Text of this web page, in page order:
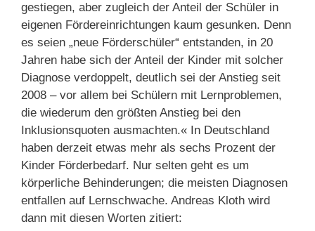
gestiegen, aber zugleich der Anteil der Schüler in
eigenen Fördereinrichtungen kaum gesunken. Denn
es seien „neue Förderschüler“ entstanden, in 20
Jahren habe sich der Anteil der Kinder mit solcher
Diagnose verdoppelt, deutlich sei der Anstieg seit
2008 – vor allem bei Schülern mit Lernproblemen,
die wiederum den größten Anstieg bei den
Inklusionsquoten ausmachten.« In Deutschland
haben derzeit etwas mehr als sechs Prozent der
Kinder Förderbedarf. Nur selten geht es um
körperliche Behinderungen; die meisten Diagnosen
entfallen auf Lernschwache. Andreas Kloth wird
dann mit diesen Worten zitiert: